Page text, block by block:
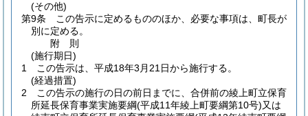
(その他)
第9条
この告示に定めるもののほか、必要な事項は、町長が
別に定める。
附 則
(施行期日)
1
この告示は、平成18年3月21日から施行する。
(経過措置)
2
この告示の施行の日の前日までに、合併前の綾上町立保育
所延長保育事業実施要綱(平成11年綾上町要綱第10号)又は